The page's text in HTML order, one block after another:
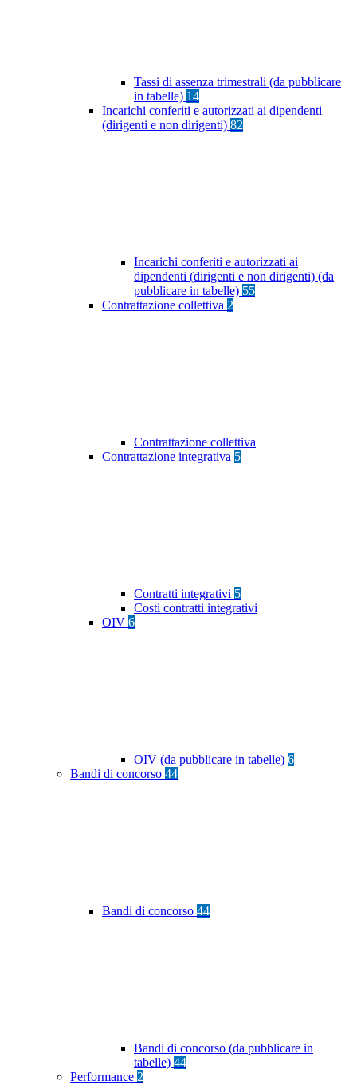
Tassi di assenza trimestrali (da pubblicare
in tabelle) 14
Incarichi conferiti e autorizzati ai dipendenti
(dirigenti e non dirigenti) 82
Incarichi conferiti e autorizzati ai
dipendenti (dirigenti e non dirigenti) (da
pubblicare in tabelle) 55
Contrattazione collettiva 2
Contrattazione collettiva
Contrattazione integrativa 5
Contratti integrativi 5
Costi contratti integrativi
OIV 6
OIV (da pubblicare in tabelle) 6
Bandi di concorso 44
Bandi di concorso 44
Bandi di concorso (da pubblicare in
tabelle) 44
Performance 2